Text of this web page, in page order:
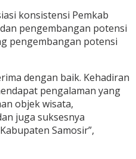
konsistensi Pemkab
pengembangan potensi
pengembangan potensi
dengan baik. Kehadiran
pengalaman yang
objek wisata,
juga suksesnya
Samosir”,